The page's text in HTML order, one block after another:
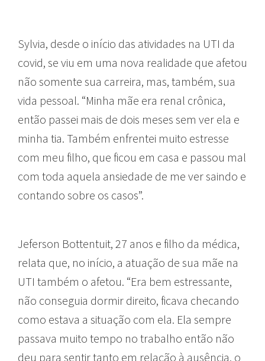
Sylvia, desde o início das atividades na UTI da
covid, se viu em uma nova realidade que afetou
não somente sua carreira, mas, também, sua
vida pessoal. “Minha mãe era renal crônica,
então passei mais de dois meses sem ver ela e
minha tia. Também enfrentei muito estresse
com meu filho, que ficou em casa e passou mal
com toda aquela ansiedade de me ver saindo e
contando sobre os casos”.
Jeferson Bottentuit, 27 anos e filho da médica,
relata que, no início, a atuação de sua mãe na
UTI também o afetou. “Era bem estressante,
não conseguia dormir direito, ficava checando
como estava a situação com ela. Ela sempre
passava muito tempo no trabalho então não
deu para sentir tanto em relação à ausência, o